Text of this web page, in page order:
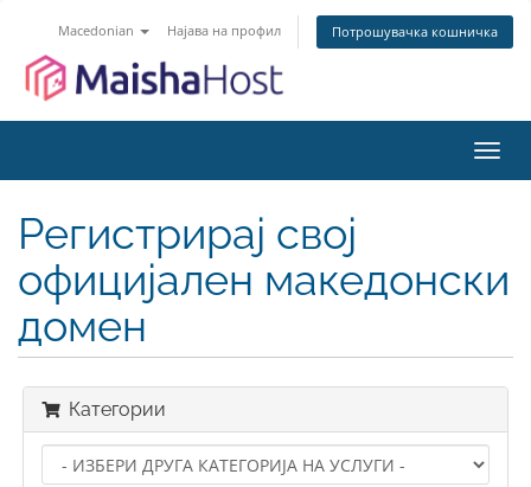
Macedonian Најава на профил Потрошувачка кошничка
ја
Регистрирај свој
официјален македонски
домен
Категории